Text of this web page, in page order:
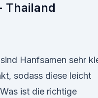
Thailand
Hanfsamen sehr
sodass diese leicht
ist die richtige